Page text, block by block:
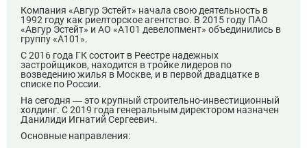
Компания «Авгур Эстейт» начала свою деятельность в
1992 году как риелторское агентство. В 2015 году ПАО
«Авгур Эстейт» и АО «А101 девелопмент» объединились в
группу «А101».
С 2016 года ГК состоит в Реестре надежных
застройщиков, находится в тройке лидеров по
возведению жилья в Москве, и в первой двадцатке в
списке по России.
На сегодня — это крупный строительно-инвестиционный
холдинг. С 2019 года генеральным директором назначен
Данилиди Игнатий Сергеевич.
Основные направления: